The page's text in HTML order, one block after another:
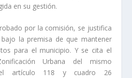
en su gestión.
por la comisión, se justifica
la premisa de que mantener
para el municipio. Y se cita el
Urbana del mismo
el artículo 118 y cuadro 26